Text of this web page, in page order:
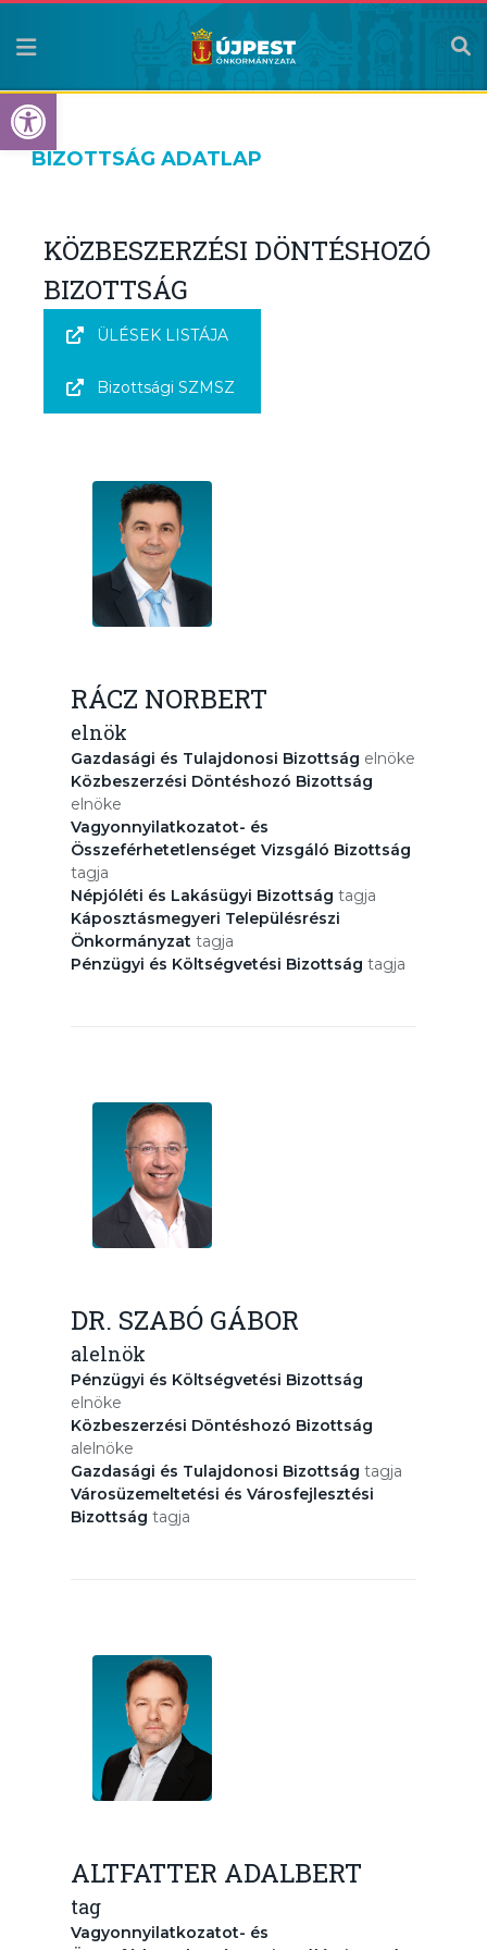
Eszköztár megnyitása
BIZOTTSÁG ADATLAP
KÖZBESZERZÉSI DÖNTÉSHOZÓ
BIZOTTSÁG
ÜLÉSEK LISTÁJA
Bizottsági SZMSZ
RÁCZ NORBERT
elnök
Gazdasági és Tulajdonosi Bizottság elnöke
Közbeszerzési Döntéshozó Bizottság
elnöke
Vagyonnyilatkozatot- és
Összeférhetetlenséget Vizsgáló Bizottság
tagja
Népjóléti és Lakásügyi Bizottság tagja
Káposztásmegyeri Településrészi
Önkormányzat tagja
Pénzügyi és Költségvetési Bizottság tagja
DR. SZABÓ GÁBOR
alelnök
Pénzügyi és Költségvetési Bizottság
elnöke
Közbeszerzési Döntéshozó Bizottság
alelnöke
Gazdasági és Tulajdonosi Bizottság tagja
Városüzemeltetési és Városfejlesztési
Bizottság tagja
ALTFATTER ADALBERT
tag
Vagyonnyilatkozatot- és